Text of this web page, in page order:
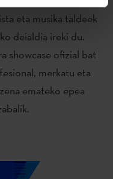
eta musika taldeek
deialdia ireki du.
showcase ofizial bat
merkatu eta
emateko epea